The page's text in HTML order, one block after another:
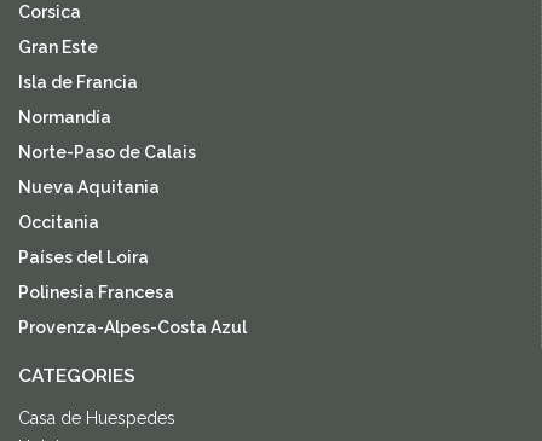
Corsica
Gran Este
Isla de Francia
Normandía
Norte-Paso de Calais
Nueva Aquitania
Occitania
Países del Loira
Polinesia Francesa
Provenza-Alpes-Costa Azul
CATEGORIES
Casa de Huespedes